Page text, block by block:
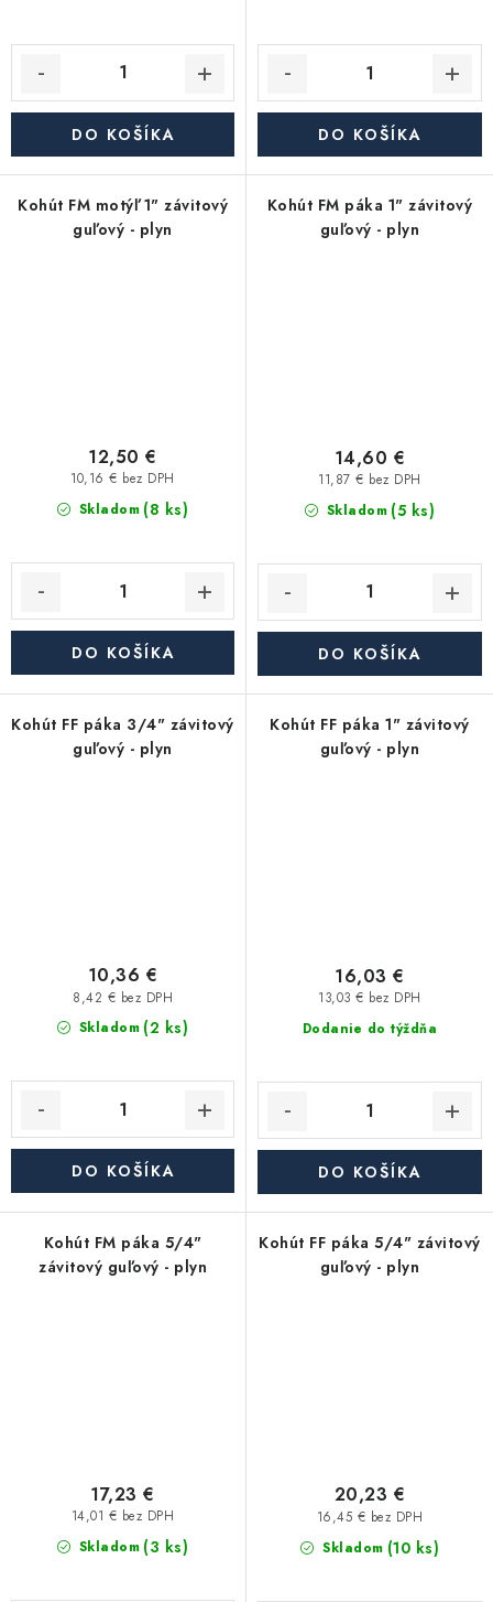
DO KOŠÍKA DO KOŠÍKA
Kohút FM motýľ 1" závitový
guľový - plyn
Skladom (8 ks)
10,16 € bez DPH
12,50 €
DO KOŠÍKA
Kohút FM páka 1" závitový
guľový - plyn
Skladom (5 ks)
11,87 € bez DPH
14,60 €
DO KOŠÍKA
Kohút FF páka 3/4" závitový
guľový - plyn
Skladom (2 ks)
8,42 € bez DPH
10,36 €
DO KOŠÍKA
Kohút FF páka 1" závitový
guľový - plyn
Dodanie do týždňa
13,03 € bez DPH
16,03 €
DO KOŠÍKA
Kohút FM páka 5/4"
závitový guľový - plyn
Skladom (3 ks)
14,01 € bez DPH
17,23 €
Kohút FF páka 5/4" závitový
guľový - plyn
Skladom (10 ks)
16,45 € bez DPH
20,23 €